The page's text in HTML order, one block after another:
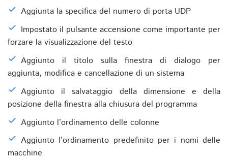
Aggiunta la specifica del numero di porta UDP
Impostato il pulsante accensione come importante per
forzare la visualizzazione del testo
Aggiunto il titolo sulla finestra di dialogo per
aggiunta, modifica e cancellazione di un sistema
Aggiunto il salvataggio della dimensione e della
posizione della finestra alla chiusura del programma
Aggiunto l’ordinamento delle colonne
Aggiunto l’ordinamento predefinito per i nomi delle
macchine